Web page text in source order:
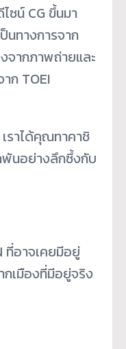
ซน์ CG ขึ้นมา
นทางการจาก
จากภาพถ่ายและ
ก TOEI
ราได้คุณทาคาชิ
นอย่างลึกซึ้งกับ
ที่อาจเคยมีอยู่
กเมืองที่มีอยู่จริง